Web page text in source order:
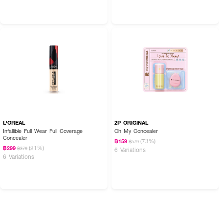
L'OREAL
Infallible Full Wear Full Coverage
Concealer
฿299 ฿379 (21%)
6 Variations
2P ORIGINAL
Oh My Concealer
฿159 ฿579 (73%)
6 Variations